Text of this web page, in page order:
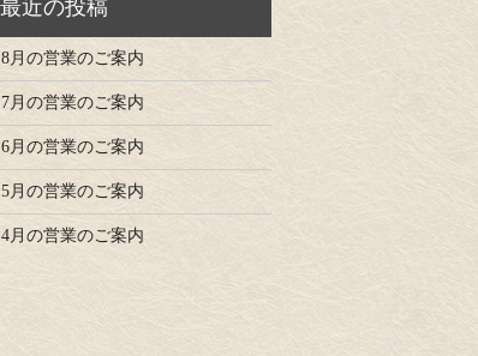
8月の営業のご案内
7月の営業のご案内
6月の営業のご案内
5月の営業のご案内
4月の営業のご案内